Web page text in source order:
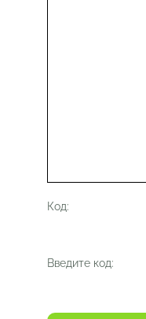
Код:
Введите код: